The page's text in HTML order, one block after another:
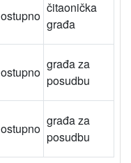
čitaonička
građa
građa za
posudbu
građa za
posudbu